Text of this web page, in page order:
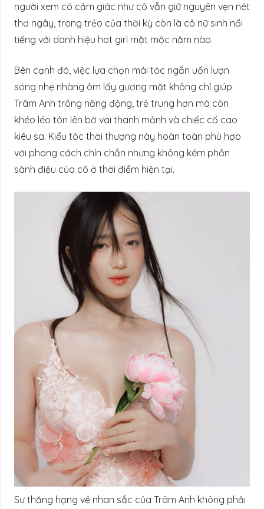
người xem có cảm giác như cô vẫn giữ nguyên vẹn nét
thơ ngây, trong trẻo của thời kỳ còn là cô nữ sinh nổi
tiếng với danh hiệu hot girl mặt mộc năm nào.
Bên cạnh đó, việc lựa chọn mái tóc ngắn uốn lượn
sóng nhẹ nhàng ôm lấy gương mặt không chỉ giúp
Trâm Anh trông năng động, trẻ trung hơn mà còn
khéo léo tôn lên bờ vai thanh mảnh và chiếc cổ cao
kiêu sa. Kiểu tóc thời thượng này hoàn toàn phù hợp
với phong cách chín chắn nhưng không kém phần
sành điệu của cô ở thời điểm hiện tại.
Sự thăng hạng về nhan sắc của Trâm Anh không phải